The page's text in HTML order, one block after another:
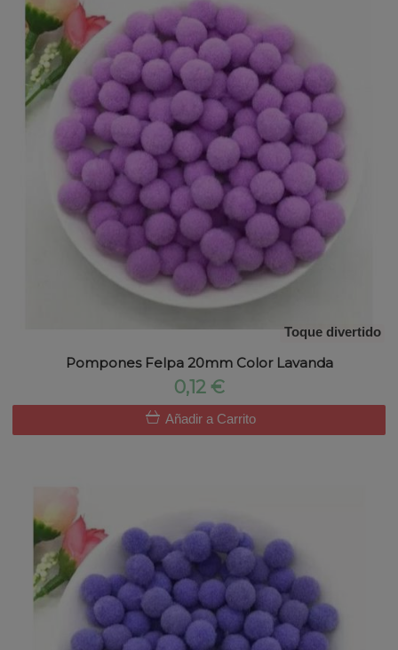
Toque divertido
Pompones Felpa 20mm Color Lavanda
0,12 €
Añadir a Carrito